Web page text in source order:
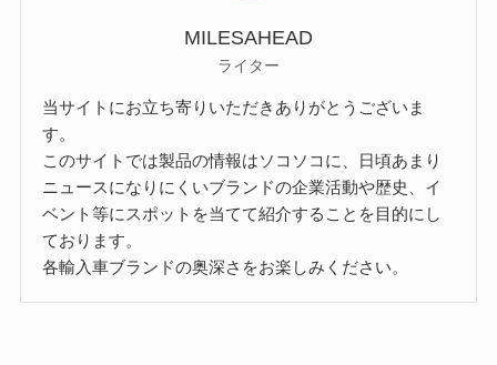
MILESAHEAD
ライター
当サイトにお立ち寄りいただきありがとうございま
す。
このサイトでは製品の情報はソコソコに、日頃あまり
ニュースになりにくいブランドの企業活動や歴史、イ
ベント等にスポットを当てて紹介することを目的にし
ております。
各輸入車ブランドの奥深さをお楽しみください。